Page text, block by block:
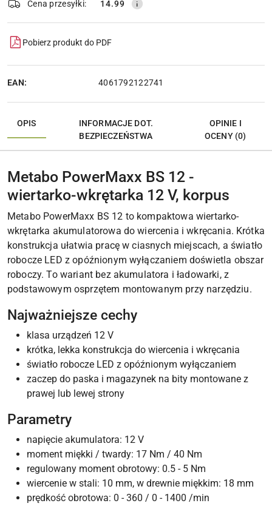
Cena przesyłki: 14.99
Pobierz produkt do PDF
EAN: 4061792122741
OPIS
INFORMACJE DOT.
BEZPIECZEŃSTWA
OPINIE I
OCENY (0)
Metabo PowerMaxx BS 12 -
wiertarko-wkrętarka 12 V, korpus
Metabo PowerMaxx BS 12 to kompaktowa wiertarko-
wkrętarka akumulatorowa do wiercenia i wkręcania. Krótka
konstrukcja ułatwia pracę w ciasnych miejscach, a światło
robocze LED z opóźnionym wyłączaniem doświetla obszar
roboczy. To wariant bez akumulatora i ładowarki, z
podstawowym osprzętem montowanym przy narzędziu.
Najważniejsze cechy
klasa urządzeń 12 V
krótka, lekka konstrukcja do wiercenia i wkręcania
światło robocze LED z opóźnionym wyłączaniem
zaczep do paska i magazynek na bity montowane z
prawej lub lewej strony
Parametry
napięcie akumulatora: 12 V
moment miękki / twardy: 17 Nm / 40 Nm
regulowany moment obrotowy: 0.5 - 5 Nm
wiercenie w stali: 10 mm, w drewnie miękkim: 18 mm
prędkość obrotowa: 0 - 360 / 0 - 1400 /min